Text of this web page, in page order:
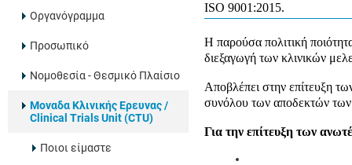
Οργανόγραμμα
Προσωπικό
Νομοθεσία - Θεσμικό Πλαίσιο
Μοναδα Κλινικής Ερευνας /
Clinical Trials Unit (CTU)
Ποιοι είμαστε
ISO 9001:2015.
Η παρούσα πολιτική
διεξαγωγή των κλινικών
Αποβλέπει στην επίτευξη
συνόλου των αποδεκτών των
Για την επίτευξη των